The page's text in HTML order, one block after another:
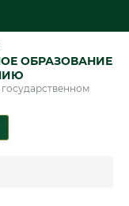
ОБРАЗОВАНИЕ